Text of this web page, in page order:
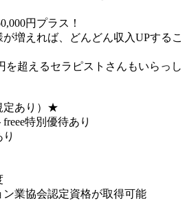
円プラス！
増えれば、どんどん収入UPするこ
を超えるセラピストさんもいらっし
定あり）★
特別優待あり
ン業協会認定資格が取得可能